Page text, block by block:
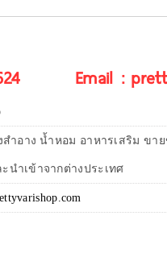
Email :
สำอาง น้ำหอม อาหารเสริม ข
นำเข้าจากต่างประเทศ